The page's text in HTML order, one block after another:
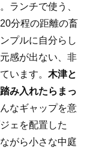
ランチで使う、
分程の距離の畜
プルに自分らし
感が出ない、非
います。 木津と
み入れたらまっ
なギャップを意
ェを配置した
がら小さな中庭